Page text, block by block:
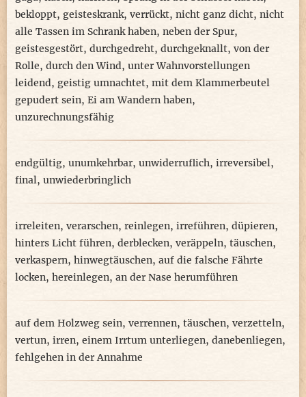
bekloppt, geisteskrank, verrückt, nicht ganz dicht, nicht
alle Tassen im Schrank haben, neben der Spur,
geistesgestört, durchgedreht, durchgeknallt, von der
Rolle, durch den Wind, unter Wahnvorstellungen
leidend, geistig umnachtet, mit dem Klammerbeutel
gepudert sein, Ei am Wandern haben,
unzurechnungsfähig
endgültig, unumkehrbar, unwiderruflich, irreversibel,
final, unwiederbringlich
irreleiten, verarschen, reinlegen, irreführen, düpieren,
hinters Licht führen, derblecken, veräppeln, täuschen,
verkaspern, hinwegtäuschen, auf die falsche Fährte
locken, hereinlegen, an der Nase herumführen
auf dem Holzweg sein, verrennen, täuschen, verzetteln,
vertun, irren, einem Irrtum unterliegen, danebenliegen,
fehlgehen in der Annahme